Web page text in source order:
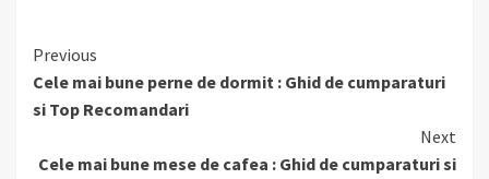
Continue
Reading
Previous
Cele mai bune perne de dormit : Ghid de cumparaturi
si Top Recomandari
Next
Cele mai bune mese de cafea : Ghid de cumparaturi si